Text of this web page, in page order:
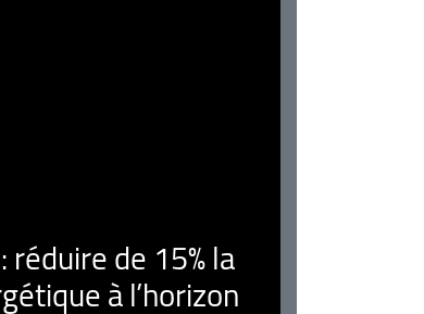
de 15% la
à l’horizon